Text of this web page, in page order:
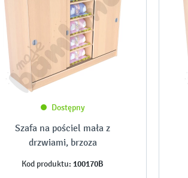
Dostępny
Szafa na pościel mała z
drzwiami, brzoza
Kod produktu: 100170B